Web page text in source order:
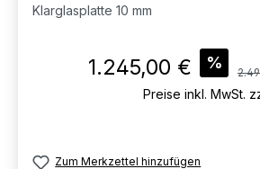
Klarglasplatte 10 mm
Verkaufspreis:
1.245,00 € %
Preise inkl. MwSt.
Zum Merkzettel hinzufügen